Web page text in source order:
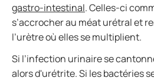
gastro-intestinal. Celles-ci
s’accrocher au méat urétral et
l’urètre où elles se multiplient.
Si l’infection urinaire se
alors d'urétrite. Si les bactéries